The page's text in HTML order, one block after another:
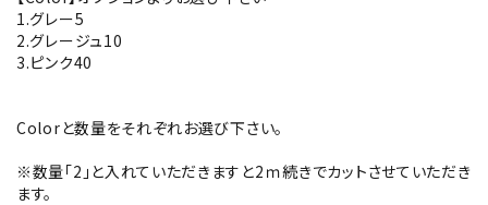
1.グレー5
2.グレージュ10
3.ピンク40
Colorと数量をそれぞれお選び下さい。
※数量「2」と入れていただきますと2ｍ続きでカットさせていただき
ます。